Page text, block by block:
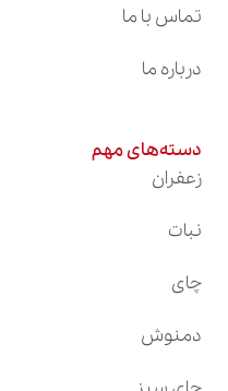
تماس با ما
درباره ما
دسته‌های مهم
زعفران
نبات
چای
دمنوش